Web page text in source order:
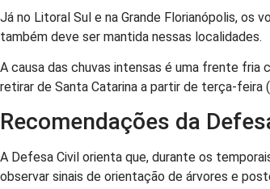
Já no Litoral Sul e na Grande Florianópolis, os
também deve ser mantida nessas localidades.
A causa das chuvas intensas é uma frente fria
retirar de Santa Catarina a partir de terça-feira
Recomendações da
A Defesa Civil orienta que, durante os
observar sinais de orientação de árvores e